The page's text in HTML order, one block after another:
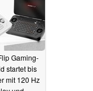
Gaming-
startet bis
mit 120 Hz